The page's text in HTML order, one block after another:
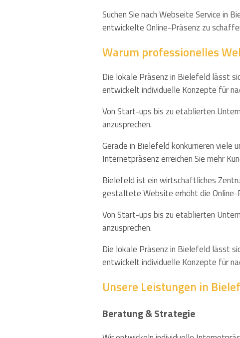
Suchen Sie nach Webseite Service in
entwickelte Online-Präsenz zu
Warum professionelles
Die lokale Präsenz in Bielefeld lässt
entwickelt individuelle Konzepte für
Von Start-ups bis zu etablierten
anzusprechen.
Gerade in Bielefeld konkurrieren viele
Internetpräsenz erreichen Sie mehr
Bielefeld ist ein wirtschaftliches
gestaltete Website erhöht die
Von Start-ups bis zu etablierten
anzusprechen.
Die lokale Präsenz in Bielefeld lässt
entwickelt individuelle Konzepte für
Unsere Leistungen in
Beratung & Strategie